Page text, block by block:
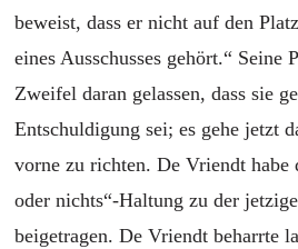
beweist, dass er nicht auf den
eines Ausschusses gehört.“ Seine
Zweifel daran gelassen, dass sie
Entschuldigung sei; es gehe jetzt
vorne zu richten. De Vriendt habe
oder nichts“-Haltung zu der
beigetragen. De Vriendt beharrte